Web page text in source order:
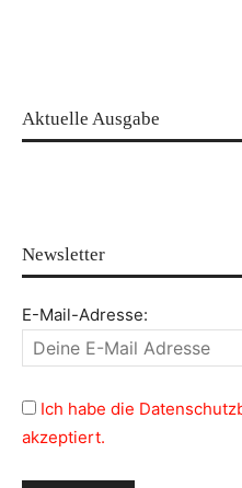
Aktuelle Ausgabe
Newsletter
E-Mail-Adresse:
Ich habe die
akzeptiert.